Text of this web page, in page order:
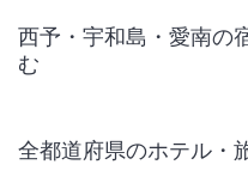
西予・宇和島・愛南の
む
全都道府県のホテル・